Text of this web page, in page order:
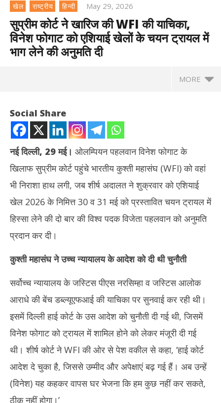
खेल राष्ट्रीय हिन्दी May 29, 2026
सुप्रीम कोर्ट ने खारिज की WFI की याचिका,
विनेश फोगाट को एशियाई खेलों के चयन ट्रायल में
भाग लेने की अनुमति दी
MORE
चयन ट्रायल में भाग लेने की अनुमति दी
29,
Social Share
नई दिल्ली, 29 मई। ओलम्पियन पहलवान विनेश फोगाट के
खिलाफ सुप्रीम कोर्ट पहुंचे भारतीय कुश्ती महासंघ (WFI) को वहां
भी निराशा हाथ लगी, जब शीर्ष अदालत ने शुक्रवार को एशियाई
खेल 2026 के निमित्त 30 व 31 मई को प्रस्तावित चयन ट्रायल में
हिस्सा लेने की दो बार की विश्व पदक विजेता पहलवान को अनुमति
प्रदान कर दी।
कुश्ती महासंघ ने उच्च न्यायालय के आदेश को दी थी चुनौती
सर्वोच्च न्यायालय के जस्टिस पीएस नरसिम्हा व जस्टिस आलोक
आराधे की बेंच डब्ल्यूएफआई की याचिका पर सुनवाई कर रही थी।
इसमें दिल्ली हाई कोर्ट के उस आदेश को चुनौती दी गई थी, जिसमें
विनेश फोगाट को ट्रायल में शामिल होने को लेकर मंजूरी दी गई
थी। शीर्ष कोर्ट ने WFI की ओर से पेश वकील से कहा, ‘हाई कोर्ट
आदेश दे चुका है, जिससे उम्मीद और अपेक्षाएं बढ़ गई हैं। अब उन्हें
(विनेश) यह कहकर वापस घर भेजना कि हम कुछ नहीं कर सकते,
ठीक नहीं होगा।’